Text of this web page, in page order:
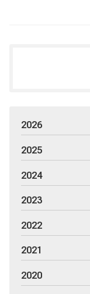
2026
2025
2024
2023
2022
2021
2020